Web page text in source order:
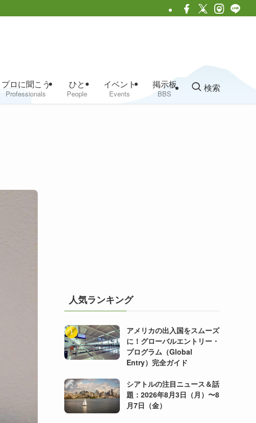
プロに聞こう
Professionals
ひと
People
イベント
Events
掲示板
BBS
検索
人気ランキング
アメリカの出入国をスムーズ
に！グローバルエントリー・
プログラム（Global
Entry）完全ガイド
シアトルの注目ニュース＆話
題：2026年8月3日（月）〜8
月7日（金）